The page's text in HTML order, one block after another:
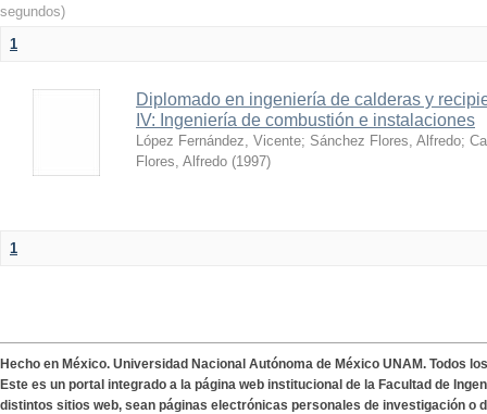
segundos)
1
Diplomado en ingeniería de calderas y
IV: Ingeniería de combustión e instalaciones
López Fernández, Vicente; Sánchez Flores, Alfredo;
Flores, Alfredo (1997)
1
Hecho en México. Universidad Nacional Autónoma de México UNAM. Todos
Este es un portal integrado a la página web institucional de la Facultad de
distintos sitios web, sean páginas electrónicas personales de investigación o